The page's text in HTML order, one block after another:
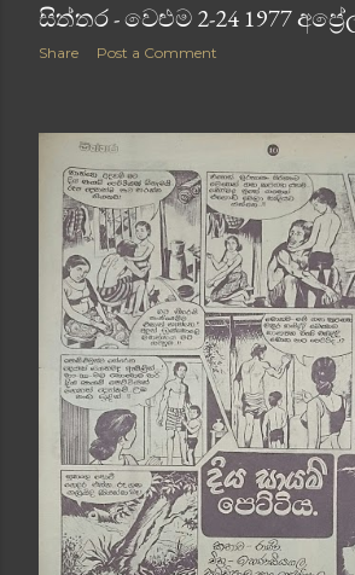
සිත්තර - වෙළුම 2-24 1977
Share Post a Comment